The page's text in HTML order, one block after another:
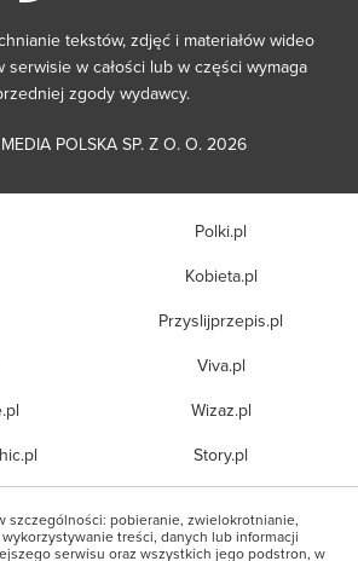
tekstów, zdjęć i materiałów wideo
serwisie w całości lub w części wymaga
zgody wydawcy.
POLSKA SP. Z O. O. 2026
Polki.pl
Kobieta.pl
Przyslijprzepis.pl
Viva.pl
Wizaz.pl
Story.pl
szczególności: pobieranie, zwielokrotnianie,
treści, danych lub informacji
serwisu oraz wszystkich jego podstron, w